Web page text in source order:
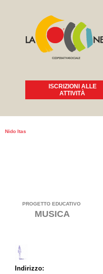
ISCRIZIONI ALLE
ATTIVITÀ
Tu sei qui
Nido Itas
PROGETTO EDUCATIVO
MUSICA
Indirizzo: